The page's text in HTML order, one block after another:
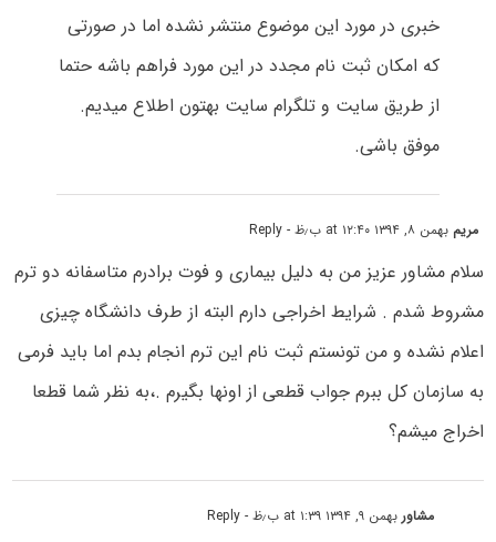
خبری در مورد این موضوع منتشر نشده اما در صورتی
که امکان ثبت نام مجدد در این مورد فراهم باشه حتما
از طریق سایت و تلگرام سایت بهتون اطلاع میدیم.
موفق باشی.
مریم بهمن ۸, ۱۳۹۴ at ۱۲:۴۰ ب٫ظ - Reply
سلام مشاور عزیز من به دلیل بیماری و فوت برادرم متاسفانه دو ترم
مشروط شدم . شرایط اخراجی دارم البته از طرف دانشگاه چیزی
اعلام نشده و من تونستم ثبت نام این ترم انجام بدم اما باید فرمی
به سازمان کل ببرم جواب قطعی از اونها بگیرم .،به نظر شما قطعا
اخراج میشم؟
مشاوربهمن ۹, ۱۳۹۴ at ۱:۳۹ ب٫ظ - Reply